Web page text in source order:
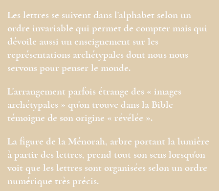
Les lettres se suivent dans l'alphabet selon un
ordre invariable qui permet de compter mais qui
dévoile aussi un enseignement sur les
représentations archétypales dont nous nous
servons pour penser le monde.
L'arrangement parfois étrange des « images
archétypales » qu'on trouve dans la Bible
témoigne de son origine « révélée ».
La figure de la Ménorah, arbre portant la lumière
à partir des lettres, prend tout son sens lorsqu'on
voit que les lettres sont organisées selon un ordre
numérique très précis.